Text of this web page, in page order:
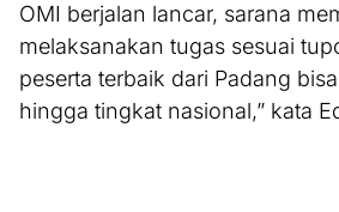
OMI berjalan lancar, sarana
melaksanakan tugas sesuai
peserta terbaik dari Padang
hingga tingkat nasional,” kata